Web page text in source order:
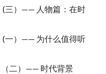
(三）—— 人物篇：在时
(一）—— 为什么值得听
（二）—— 时代背景